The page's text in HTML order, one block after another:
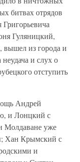
битвах отрядов
Гуляницкий,
из города и
и слух о
отступить
Андрей
и Лонцкий с
Молдаване уже
Хан Крымский с
и